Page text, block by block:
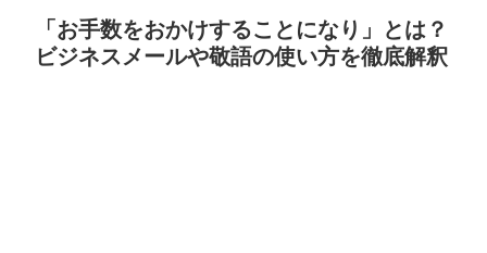
「お手数をおかけすることになり」とは？
ビジネスメールや敬語の使い方を徹底解釈